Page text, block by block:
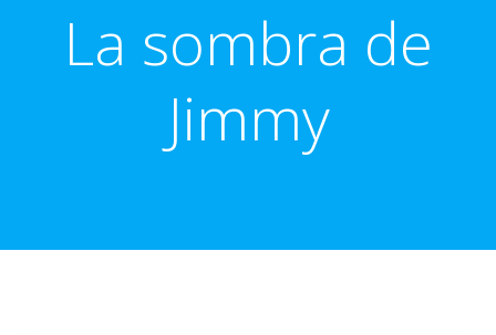
La sombra de
Jimmy